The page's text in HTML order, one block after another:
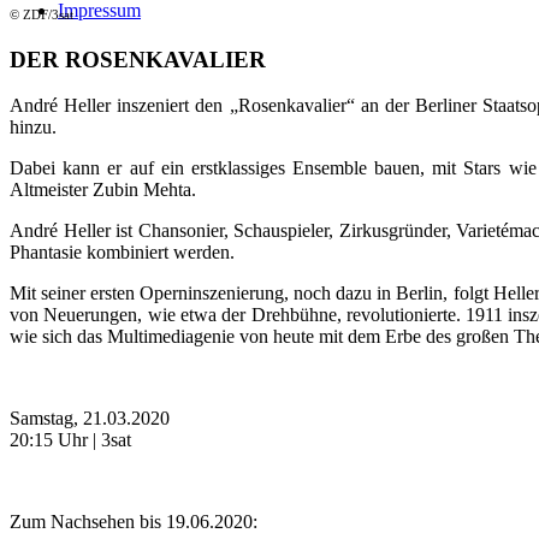
Impressum
© ZDF/3sat
DER ROSENKAVALIER
André Heller inszeniert den „Rosenkavalier“ an der Berliner
hinzu.
Dabei kann er auf ein erstklassiges Ensemble bauen, mit Stars
Altmeister Zubin Mehta.
André Heller ist Chansonier, Schauspieler, Zirkusgründer,
Phantasie kombiniert werden.
Mit seiner ersten Operninszenierung, noch dazu in Berlin, folgt
von Neuerungen, wie etwa der Drehbühne, revolutionierte. 1911
wie sich das Multimediagenie von heute mit dem Erbe des großen
Samstag, 21.03.2020
20:15 Uhr | 3sat
Zum Nachsehen bis 19.06.2020: